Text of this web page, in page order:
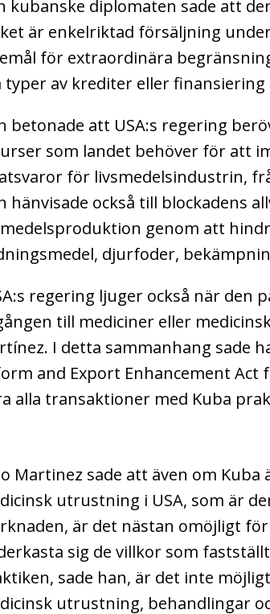
kubanske diplomaten sade att
är enkelriktad försäljning
för extraordinära
typer av krediter eller
betonade att USA:s regering
som landet behöver för att
för livsmedelsindustrin,
hänvisade också till blockadens
genom att
djurfoder,
regering ljuger också när
till mediciner eller
I detta sammanhang sade
and Export Enhancement
alla transaktioner med Kuba
Martinez sade att även om
utrustning i USA, som är
är det nästan omöjligt
sig de villkor som
sade han, är det inte
utrustning, behandlingar